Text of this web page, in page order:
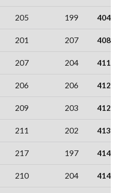
205 199 404
201 207 408
207 204 411
206 206 412
209 203 412
211 202 413
217 197 414
210 204 414